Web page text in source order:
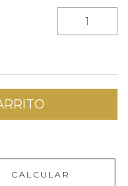
CALCULAR